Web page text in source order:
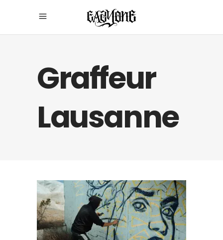
Graffeur
Lausanne